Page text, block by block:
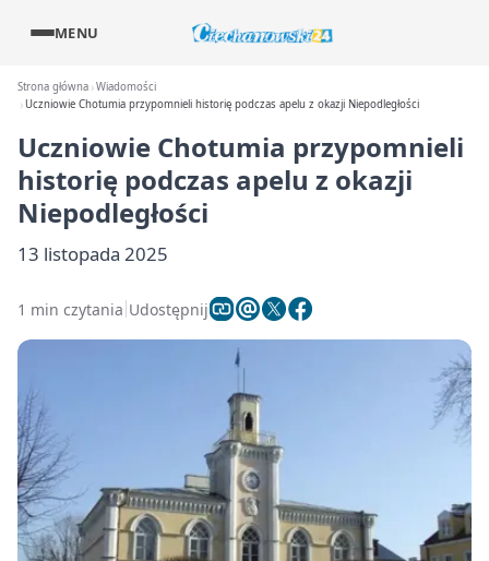
MENU
Strona główna Wiadomości
Uczniowie Chotumia przypomnieli historię podczas apelu z okazji Niepodległości
Uczniowie Chotumia przypomnieli
historię podczas apelu z okazji
Niepodległości
13 listopada 2025
1 min czytania Udostępnij